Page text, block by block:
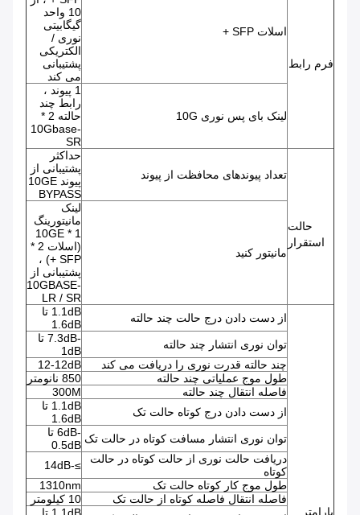
فرم رابط
اسلات SFP +
10 واحد
گیگابیتی
نوری /
الکتریکی
پشتیبانی
می کند
لینک بای پس نوری 10G
1 پیوند ،
رابط چند
حالته 2 *
10Gbase-
SR
حالت
استقرار
تعداد پیوندهای محافظت از پیوند
حداکثر
پشتیبانی از
پیوند 10GE
BYPASS
مانیتور کنید
لینک
مانیتورینگ
1 * 10GE
(اسلات 2 *
SFP +) ،
پشتیبانی از
10GBASE-
LR / SR
پارامتر
از دست دادن درج حالت چند حالته
1.1dB تا
1.6dB
توان نوری انتشار چند حالته
-7.3dB تا
1dB
چند حالته قدرت نوری را دریافت می کند
12-12dB
طول موج عملیاتی چند حالته
850 نانومتر
فاصله انتقال چند حالته
300M
از دست دادن درج کوتاه حالت تک
1.1dB تا
1.6dB
توان نوری انتشار مسافت کوتاه در حالت تک
-6dB تا
0.5dB
دریافت حالت نوری از حالت کوتاه در حالت
کوتاه
≥-14dB
طول موج کار کوتاه حالت تک
1310nm
فاصله انتقال فاصله کوتاه از حالت تک
10 کیلومتر
1.1dB تا